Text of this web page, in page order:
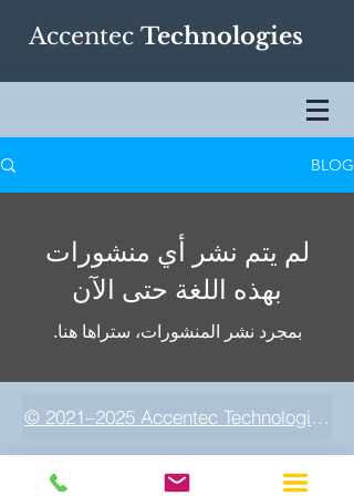
Accentec Technologies
BLOG
لم يتم نشر أي منشورات
بهذه اللغة حتى الآن
بمجرد نشر المنشورات، ستراها هنا.
© 2021–2025 Accentec Technologies